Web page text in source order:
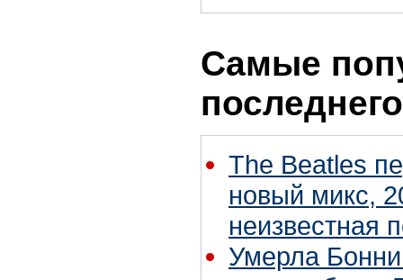
Самые
The Beatles
новый микс,
неизвестная
Умерла